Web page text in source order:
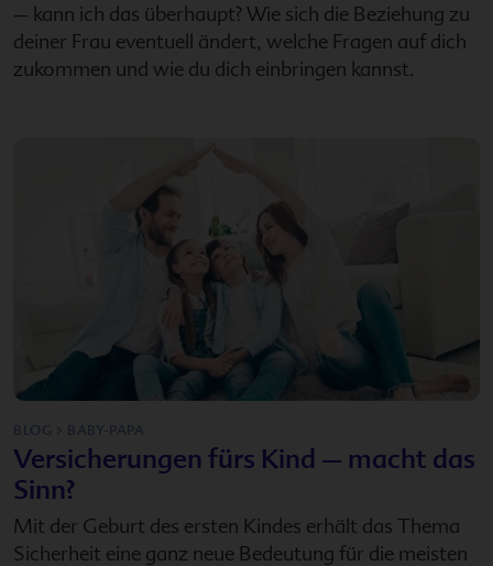
– kann ich das überhaupt? Wie sich die Beziehung zu
deiner Frau eventuell ändert, welche Fragen auf dich
zukommen und wie du dich einbringen kannst.
BLOG > BABY-PAPA
Versicherungen fürs Kind – macht das
Sinn?
Mit der Geburt des ersten Kindes erhält das Thema
Sicherheit eine ganz neue Bedeutung für die meisten